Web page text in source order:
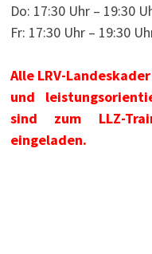
Do: 17:30 Uhr – 19:30
Fr: 17:30 Uhr – 19:30
Alle LRV-Landeskader
und
sind zum LLZ-
eingeladen.